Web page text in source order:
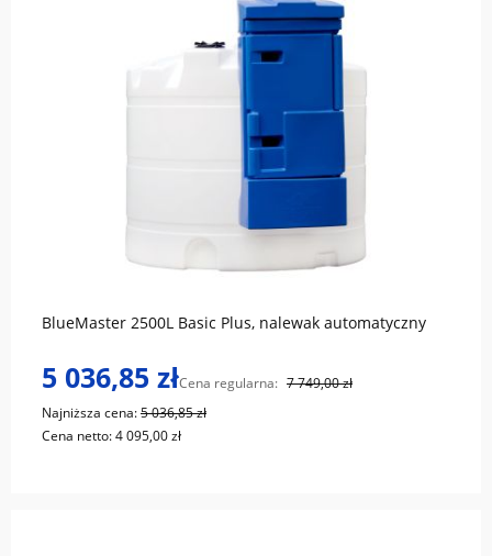
BlueMaster 2500L Basic Plus, nalewak automatyczny
5 036,85 złCena regularna: 7 749,00 zł
Najniższa cena:5 036,85 zł
Cena netto:4 095,00 zł